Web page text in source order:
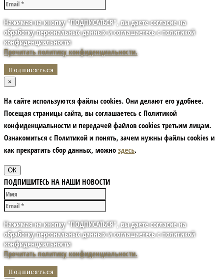
Нажимая на кнопку "ПОДПИСАТЬСЯ", вы даете согласие на
обработку персональных данных и соглашаетесь с политикой
конфиденциальности
Прочитать политику конфиденциальности.
×
На сайте используются файлы cookies. Они делают его удобнее.
Посещая страницы сайта, вы соглашаетесь с Политикой
конфиденциальности и передачей файлов cookies третьим лицам.
Ознакомиться с Политикой и понять, зачем нужны файлы сookies и
как прекратить сбор данных, можно здесь.
ОК
ПОДПИШИТЕСЬ НА НАШИ НОВОСТИ
Нажимая на кнопку "ПОДПИСАТЬСЯ", вы даете согласие на
обработку персональных данных и соглашаетесь с политикой
конфиденциальности
Прочитать политику конфиденциальности.